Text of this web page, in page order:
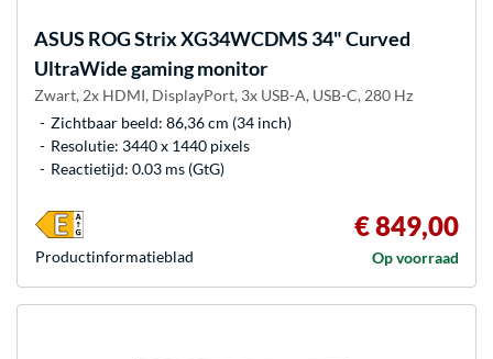
ASUS ROG Strix XG34WCDMS 34" Curved
UltraWide gaming monitor
Zwart, 2x HDMI, DisplayPort, 3x USB-A, USB-C, 280 Hz
Zichtbaar beeld: 86,36 cm (34 inch)
Resolutie: 3440 x 1440 pixels
Reactietijd: 0.03 ms (GtG)
€ 849,00
Op voorraad
Product­informatieblad